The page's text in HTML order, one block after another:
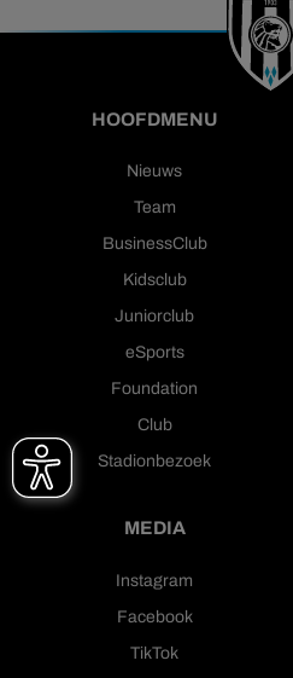
HOOFDMENU
Nieuws
Team
BusinessClub
Kidsclub
Juniorclub
eSports
Foundation
Club
Stadionbezoek
MEDIA
Instagram
Facebook
TikTok